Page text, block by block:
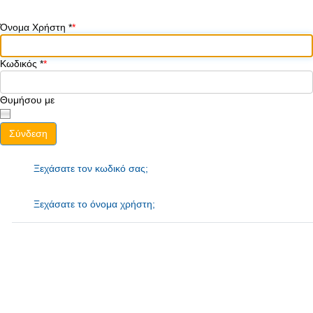
Όνομα Χρήστη *
Κωδικός *
Θυμήσου με
Σύνδεση
Ξεχάσατε τον κωδικό σας;
Ξεχάσατε το όνομα χρήστη;